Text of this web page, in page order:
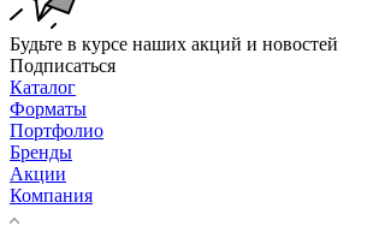
Будьте в курсе наших акций и новостей
Подписаться
Каталог
Форматы
Портфолио
Бренды
Акции
Компания